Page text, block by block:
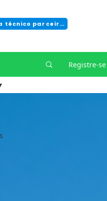
Seja técnico parceiro!
Registre-se